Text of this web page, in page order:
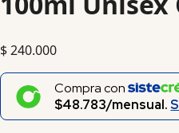
$240.000
Compra con
$48.783/mensual.